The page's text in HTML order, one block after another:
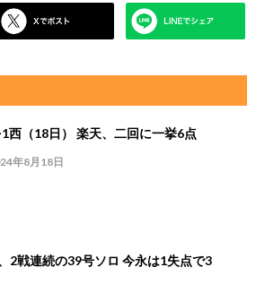
西（18日） 楽天、二回に一挙6点
年8月18日
2戦連続の39号ソロ 今永は1失点で3